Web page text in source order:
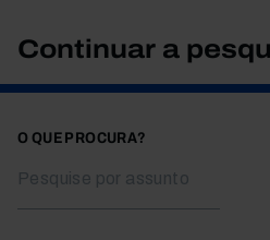
Continuar a
O QUE PROCURA?